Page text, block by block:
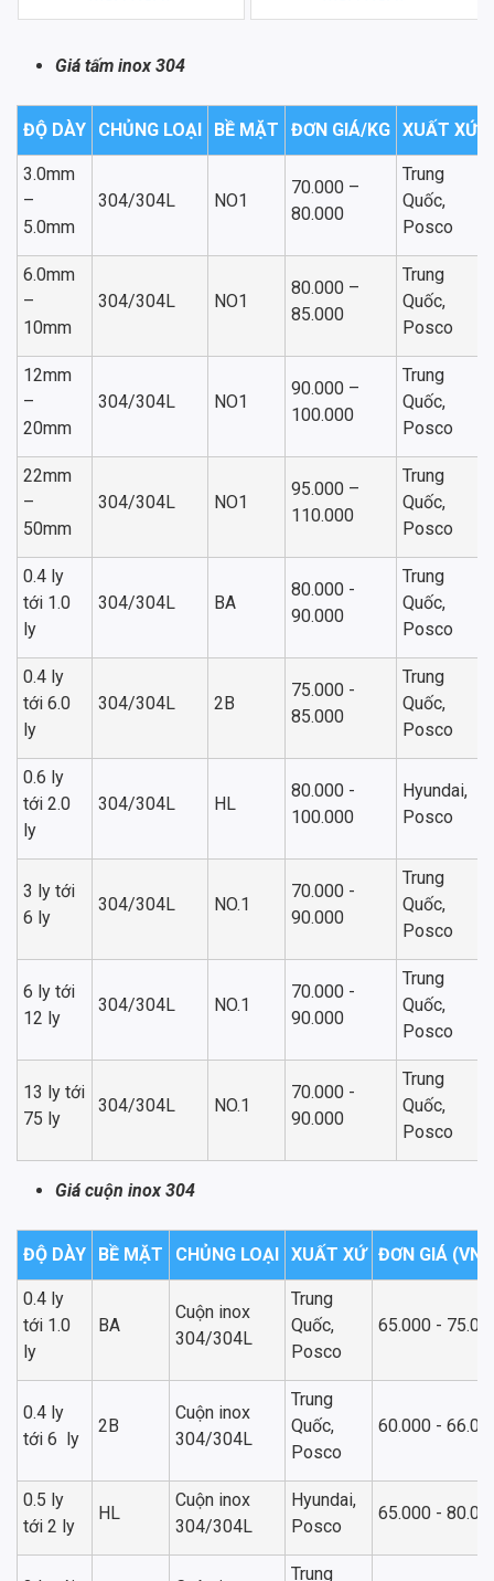
Giá tấm inox 304
ĐỘ DÀY CHỦNG LOẠI BỀ MẶT ĐƠN GIÁ/KG XUẤT XỨ
3.0mm
–
5.0mm
304/304L NO1
70.000 –
80.000
Trung
Quốc,
Posco
6.0mm
–
10mm
304/304L NO1
80.000 –
85.000
Trung
Quốc,
Posco
12mm
–
20mm
304/304L NO1
90.000 –
100.000
Trung
Quốc,
Posco
22mm
–
50mm
304/304L NO1
95.000 –
110.000
Trung
Quốc,
Posco
0.4 ly
tới 1.0
ly
304/304L BA
80.000 -
90.000
Trung
Quốc,
Posco
0.4 ly
tới 6.0
ly
304/304L 2B
75.000 -
85.000
Trung
Quốc,
Posco
0.6 ly
tới 2.0
ly
304/304L HL
80.000 -
100.000
Hyundai,
Posco
3 ly tới
6 ly
304/304L NO.1
70.000 -
90.000
Trung
Quốc,
Posco
6 ly tới
12 ly
304/304L NO.1
70.000 -
90.000
Trung
Quốc,
Posco
13 ly tới
75 ly
304/304L NO.1
70.000 -
90.000
Trung
Quốc,
Posco
Giá cuộn inox 304
ĐỘ DÀY BỀ MẶT CHỦNG LOẠI XUẤT XỨ ĐƠN GIÁ
0.4 ly
tới 1.0
ly
BA
Cuộn inox
304/304L
Trung
Quốc,
Posco
65.000 -
0.4 ly
tới 6 ly
2B
Cuộn inox
304/304L
Trung
Quốc,
Posco
60.000 -
0.5 ly
tới 2 ly
HL
Cuộn inox
304/304L
Hyundai,
Posco
65.000 -
Trung